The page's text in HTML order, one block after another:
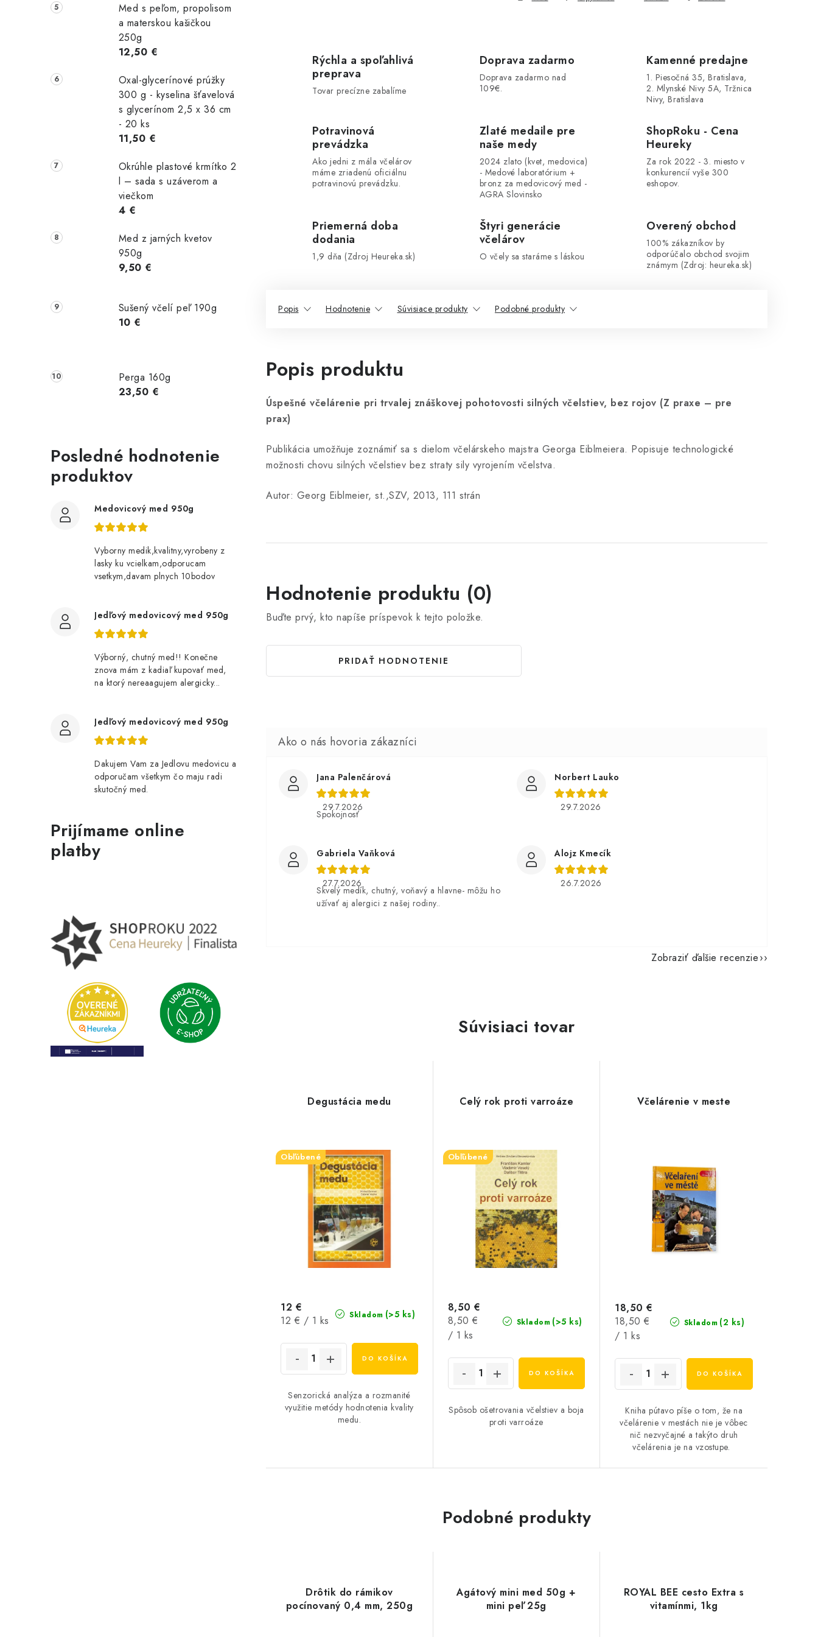
Med s peľom, propolisom
a materskou kašičkou
250g
12,50 €
Oxal-glycerínové prúžky
300 g - kyselina šťavelová
s glycerínom 2,5 x 36 cm
- 20 ks
11,50 €
Okrúhle plastové krmítko 2
l – sada s uzáverom a
viečkom
4 €
Med z jarných kvetov
950g
9,50 €
Sušený včelí peľ 190g
10 €
Perga 160g
23,50 €
Posledné hodnotenie
produktov
Medovicový med 950g
Vyborny medik,kvalitny,vyrobeny z
lasky ku vcielkam,odporucam
vsetkym,davam plnych 10bodov
Jedľový medovicový med 950g
Výborný, chutný med!! Konečne
znova mám z kadiaľ kupovať med,
na ktorý nereaagujem alergicky...
Jedľový medovicový med 950g
Dakujem Vam za Jedlovu medovicu a
odporučam všetkym čo maju radi
skutočný med.
Prijímame online
platby
Rýchla a spoľahlivá
preprava
Tovar precízne zabalíme
Doprava zadarmo
Doprava zadarmo nad
109€.
Kamenné predajne
1. Piesočná 35, Bratislava,
2. Mlynské Nivy 5A, Tržnica
Nivy, Bratislava
Potravinová
prevádzka
Ako jedni z mála včelárov
máme zriadenú oficiálnu
potravinovú prevádzku.
Zlaté medaile pre
naše medy
2024 zlato (kvet, medovica)
- Medové laboratórium +
bronz za medovicový med -
AGRA Slovinsko
ShopRoku - Cena
Heureky
Za rok 2022 - 3. miesto v
konkurencií vyše 300
eshopov.
Priemerná doba
dodania
1,9 dňa (Zdroj Heureka.sk)
Štyri generácie
včelárov
O včely sa staráme s láskou
Overený obchod
100% zákazníkov by
odporúčalo obchod svojim
známym (Zdroj: heureka.sk)
Popis Hodnotenie Súvisiace produkty Podobné produkty
Popis produktu
Úspešné včelárenie pri trvalej znáškovej pohotovosti silných včelstiev, bez rojov (Z praxe – pre
prax)
Publikácia umožňuje zoznámiť sa s dielom včelárskeho majstra Georga Eiblmeiera. Popisuje technologické
možnosti chovu silných včelstiev bez straty sily vyrojením včelstva.
Autor: Georg Eiblmeier, st.,SZV, 2013, 111 strán
Hodnotenie produktu (0)
Buďte prvý, kto napíše príspevok k tejto položke.
PRIDAŤ HODNOTENIE
Jana Palenčárová
29.7.2026
Spokojnosť
Norbert Lauko
29.7.2026
Gabriela Vaňková
27.7.2026
Skvelý medík, chutný, voňavý a hlavne- môžu ho
užívať aj alergici z našej rodiny..
Alojz Kmecík
26.7.2026
Zobraziť ďalšie recenzie
Súvisiaci tovar
Degustácia medu
Obľúbené
Skladom (>5 ks)
12 €
Jednotková
12 € / 1 ks
DO KOŠÍKA
Senzorická analýza a rozmanité
využitie metódy hodnotenia kvality
medu.
Celý rok proti varroáze
Obľúbené
Skladom (>5 ks)
8,50 €
Jednotková
cena:
8,50 €
/ 1 ks
DO KOŠÍKA
Spôsob ošetrovania včelstiev a boja
proti varroáze
Včelárenie v meste
Skladom (2 ks)
18,50 €
Jednotková
cena:
18,50 €
/ 1 ks
DO KOŠÍKA
Kniha pútavo píše o tom, že na
včelárenie v mestách nie je vôbec
nič nezvyčajné a takýto druh
včelárenia je na vzostupe.
Podobné produkty
Drôtik do rámikov
pocínovaný 0,4 mm, 250g
Agátový mini med 50g +
mini peľ 25g
ROYAL BEE cesto Extra s
vitamínmi, 1kg